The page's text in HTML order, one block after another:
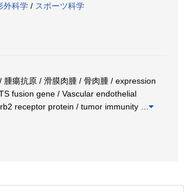
外科学 / スポーツ科学
腫瘍抗原 / 滑膜肉腫 / 骨肉腫 / expression
fusion gene / Vascular endothelial
receptor protein / tumor immunity